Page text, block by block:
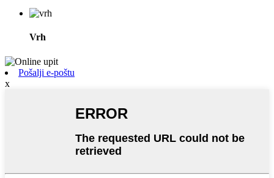
Vrh
Pošalji e-poštu
x